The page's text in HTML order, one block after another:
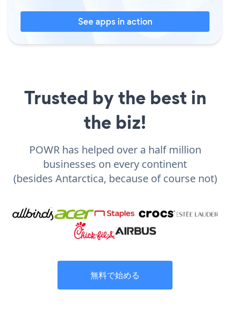
See apps in action
Trusted by the best in
the biz!
POWR has helped over a half million
businesses on every continent
(besides Antarctica, because of course not)
無料で始める